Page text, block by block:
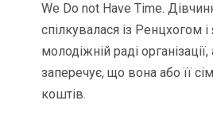
We Do not Have Time.
спілкувалася із Ренцхогом
молодіжній раді
заперечує, що вона або її
коштів.